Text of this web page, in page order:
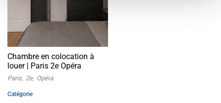
Chambre en colocation à
louer | Paris 2e Opéra
Paris 2e Opéra
Catégorie